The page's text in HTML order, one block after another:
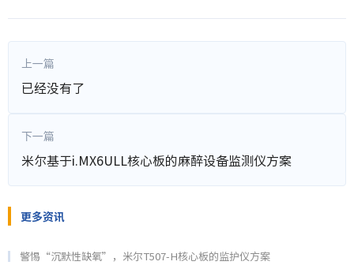
上一篇
已经没有了
下一篇
米尔基于i.MX6ULL核心板的麻醉设备监测仪方案
更多资讯
警惕“沉默性缺氧”，米尔T507-H核心板的监护仪方案